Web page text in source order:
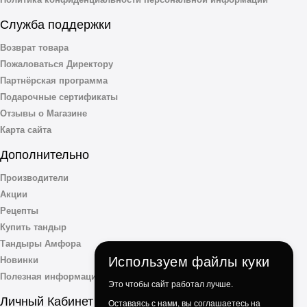
Служба поддержки
Возврат товара
Пожаловаться Директору
Партнёрская программа
Подарочные сертификаты
Отзывы о Магазине
Карта сайта
Дополнительно
Производители
Акции
Рецепты
Купить тандыр
Тандыры Амфора
Новинки
Полезная информация
Личный Кабинет
Используем файлы куки
Это чтобы сайт работал лучше.
Оставаясь с нами, вы соглашаетесь на